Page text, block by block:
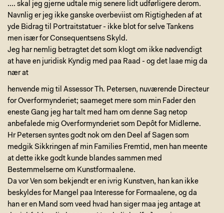
.... skal jeg gjerne udtale mig senere lidt udførligere derom.
Navnlig er jeg ikke ganske overbeviist om Rigtigheden af at
yde Bidrag til Portraitstatuer - ikke blot for selve Tankens
men især for Consequentsens Skyld.
Jeg har nemlig betragtet det som klogt om ikke nødvendigt
at have en juridisk Kyndig med paa Raad - og det laae mig da
nær at
henvende mig til Assessor Th. Petersen, nuværende Directeur
for Overformynderiet; saameget mere som min Fader den
eneste Gang jeg har talt med ham om denne Sag netop
anbefalede mig Overformynderiet som Depôt for Midlerne.
Hr Petersen syntes godt nok om den Deel af Sagen som
medgik Sikkringen af min Families Fremtid, men han meente
at dette ikke godt kunde blandes sammen med
Bestemmelserne om Kunstformaalene.
Da vor Ven som bekjendt er en ivrig Kunstven, han kan ikke
beskyldes for Mangel paa Interesse for Formaalene, og da
han er en Mand som veed hvad han siger maa jeg antage at